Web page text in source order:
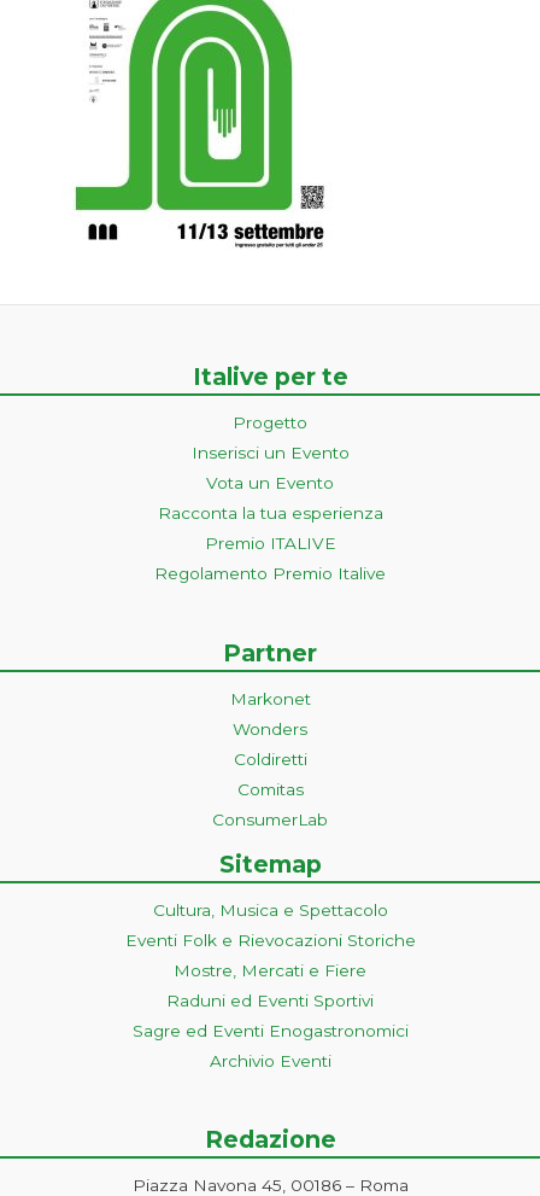
Italive per te
Progetto
Inserisci un Evento
Vota un Evento
Racconta la tua esperienza
Premio ITALIVE
Regolamento Premio Italive
Partner
Markonet
Wonders
Coldiretti
Comitas
ConsumerLab
Sitemap
Cultura, Musica e Spettacolo
Eventi Folk e Rievocazioni Storiche
Mostre, Mercati e Fiere
Raduni ed Eventi Sportivi
Sagre ed Eventi Enogastronomici
Archivio Eventi
Redazione
Piazza Navona 45, 00186 – Roma